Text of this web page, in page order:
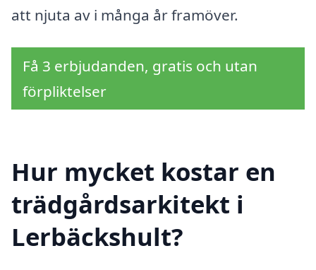
att njuta av i många år framöver.
Få 3 erbjudanden, gratis och utan
förpliktelser
Hur mycket kostar en
trädgårdsarkitekt i
Lerbäckshult?